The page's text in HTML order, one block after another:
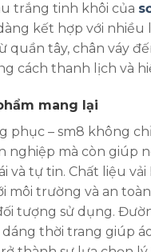
trắng tinh khôi của
kết hợp với nhiều
quần tây, chân váy
cách thanh lịch và
mang lại
phục – sm8 không
nghiệp mà còn giúp
và tự tin. Chất liệu vải
môi trường và an
tượng sử dụng.
thời trang giúp